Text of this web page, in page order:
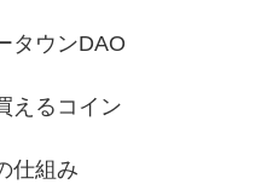
タウンDAO
えるコイン
仕組み